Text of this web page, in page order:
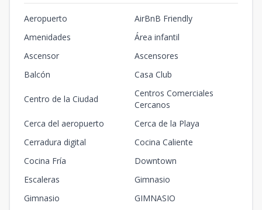
Aeropuerto
AirBnB Friendly
Amenidades
Área infantil
Ascensor
Ascensores
Balcón
Casa Club
Centro de la Ciudad
Centros Comerciales
Cercanos
Cerca del aeropuerto
Cerca de la Playa
Cerradura digital
Cocina Caliente
Cocina Fría
Downtown
Escaleras
Gimnasio
Gimnasio
GIMNASIO